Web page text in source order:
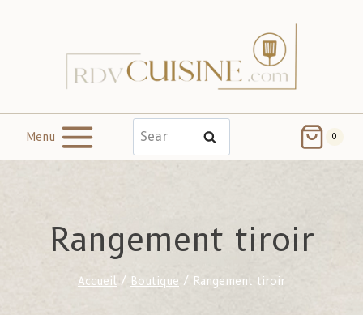
Menu Search 0
Rangement tiroir
Accueil / Boutique / Rangement tiroir